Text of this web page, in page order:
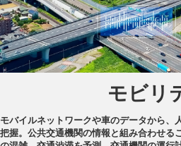
モビリ
モバイルネットワークや車のデータから、
把握。公共交通機関の情報と組み合わせる